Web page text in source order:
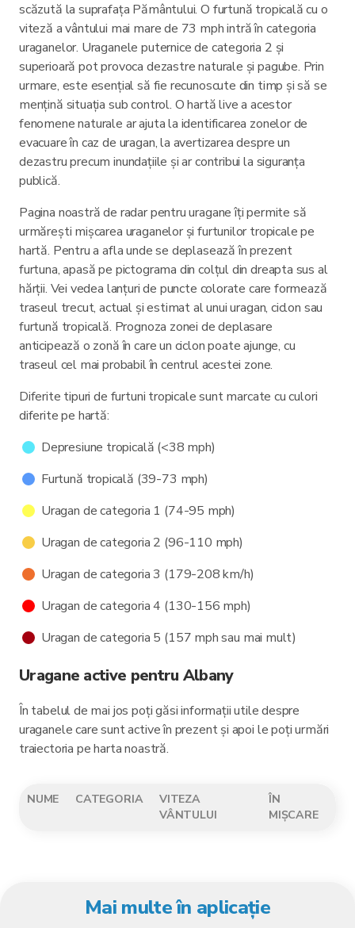
scăzută la suprafața Pământului. O furtună tropicală cu o
viteză a vântului mai mare de 73 mph intră în categoria
uraganelor. Uraganele puternice de categoria 2 și
superioară pot provoca dezastre naturale și pagube. Prin
urmare, este esențial să fie recunoscute din timp și să se
mențină situația sub control. O hartă live a acestor
fenomene naturale ar ajuta la identificarea zonelor de
evacuare în caz de uragan, la avertizarea despre un
dezastru precum inundațiile și ar contribui la siguranța
publică.
Pagina noastră de radar pentru uragane îți permite să
urmărești mișcarea uraganelor și furtunilor tropicale pe
hartă. Pentru a afla unde se deplasează în prezent
furtuna, apasă pe pictograma din colțul din dreapta sus al
hărții. Vei vedea lanțuri de puncte colorate care formează
traseul trecut, actual și estimat al unui uragan, ciclon sau
furtună tropicală. Prognoza zonei de deplasare
anticipează o zonă în care un ciclon poate ajunge, cu
traseul cel mai probabil în centrul acestei zone.
Diferite tipuri de furtuni tropicale sunt marcate cu culori
diferite pe hartă:
Depresiune tropicală (<38 mph)
Furtună tropicală (39-73 mph)
Uragan de categoria 1 (74-95 mph)
Uragan de categoria 2 (96-110 mph)
Uragan de categoria 3 (179-208 km/h)
Uragan de categoria 4 (130-156 mph)
Uragan de categoria 5 (157 mph sau mai mult)
Uragane active pentru Albany
În tabelul de mai jos poți găsi informații utile despre
uraganele care sunt active în prezent și apoi le poți urmări
traiectoria pe harta noastră.
NUME CATEGORIA
VITEZA
VÂNTULUI
ÎN
MIȘCARE
Mai multe în aplicație